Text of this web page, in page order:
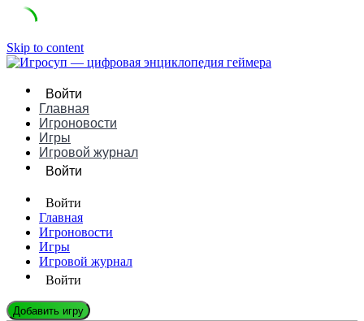
Skip to content
Войти
Главная
Игроновости
Игры
Игровой журнал
Войти
Войти
Главная
Игроновости
Игры
Игровой журнал
Войти
Добавить игру